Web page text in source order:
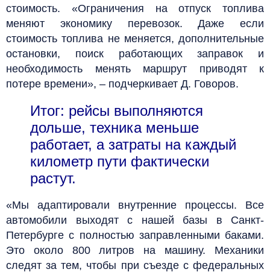
стоимость. «Ограничения на отпуск топлива
меняют экономику перевозок. Даже если
стоимость топлива не меняется, дополнительные
остановки, поиск работающих заправок и
необходимость менять маршрут приводят к
потере времени», – подчеркивает Д. Говоров.
Итог: рейсы выполняются
дольше, техника меньше
работает, а затраты на каждый
километр пути фактически
растут.
«Мы адаптировали внутренние процессы. Все
автомобили выходят с нашей базы в Санкт-
Петербурге с полностью заправленными баками.
Это около 800 литров на машину. Механики
следят за тем, чтобы при съезде с федеральных